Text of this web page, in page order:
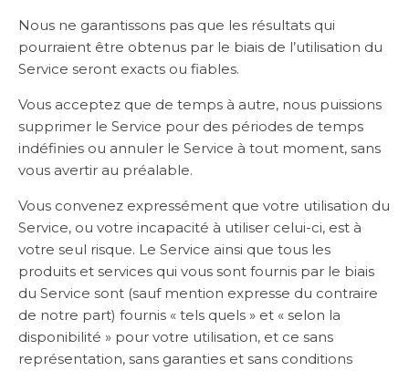
Nous ne garantissons pas que les résultats qui
pourraient être obtenus par le biais de l’utilisation du
Service seront exacts ou fiables.
Vous acceptez que de temps à autre, nous puissions
supprimer le Service pour des périodes de temps
indéfinies ou annuler le Service à tout moment, sans
vous avertir au préalable.
Vous convenez expressément que votre utilisation du
Service, ou votre incapacité à utiliser celui-ci, est à
votre seul risque. Le Service ainsi que tous les
produits et services qui vous sont fournis par le biais
du Service sont (sauf mention expresse du contraire
de notre part) fournis « tels quels » et « selon la
disponibilité » pour votre utilisation, et ce sans
représentation, sans garanties et sans conditions